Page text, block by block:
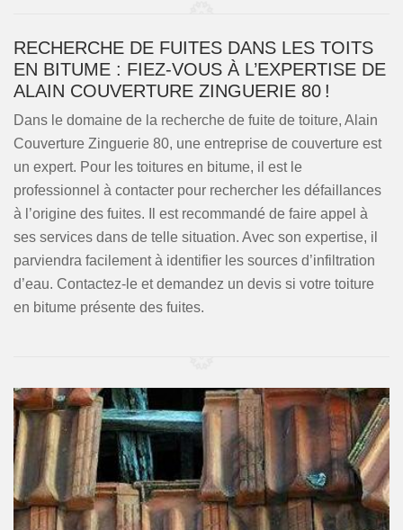
RECHERCHE DE FUITES DANS LES TOITS
EN BITUME : FIEZ-VOUS À L’EXPERTISE DE
ALAIN COUVERTURE ZINGUERIE 80 !
Dans le domaine de la recherche de fuite de toiture, Alain
Couverture Zinguerie 80, une entreprise de couverture est
un expert. Pour les toitures en bitume, il est le
professionnel à contacter pour rechercher les défaillances
à l’origine des fuites. Il est recommandé de faire appel à
ses services dans de telle situation. Avec son expertise, il
parviendra facilement à identifier les sources d’infiltration
d’eau. Contactez-le et demandez un devis si votre toiture
en bitume présente des fuites.